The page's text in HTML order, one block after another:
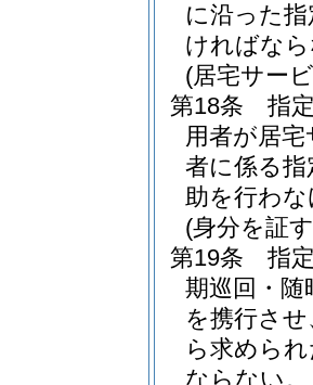
に沿った
ければな
(居宅サー
第18条
指
用者が居
者に係る
助を行わ
(身分を証
第19条
指
期巡回・随
を携行さ
ら求めら
ならない。